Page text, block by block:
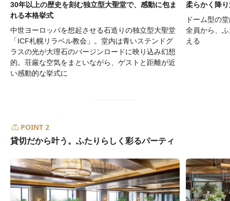
30年以上の歴史を刻む独立型大聖堂で、感動に包ま
れる本格挙式
中世ヨーロッパを想起させる石造りの独立型大聖堂
「ICF札幌リラベル教会」。堂内は青いステンドグ
ラスの光が大理石のバージンロードに映り込み幻想
的。荘厳な空気をまといながら、ゲストと距離が近
い感動的な挙式に
柔らかく降
ドーム型の
全員から、
える
POINT 2
貸切だから叶う。ふたりらしく彩るパーティ